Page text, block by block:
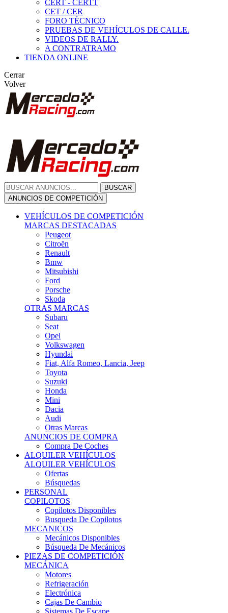
CERT - CERTT
CET / CER
FORO TÉCNICO
PRUEBAS DE VEHÍCULOS DE CALLE.
VIDEOS DE RALLY.
A CONTRATRAMO
TIENDA ONLINE
Cerrar
Volver
BUSCAR
ANUNCIOS DE COMPETICIÓN
VEHÍCULOS DE COMPETICIÓN
MARCAS DESTACADAS
Peugeot
Citroën
Renault
Bmw
Mitsubishi
Ford
Porsche
Skoda
OTRAS MARCAS
Subaru
Seat
Opel
Volkswagen
Hyundai
Fiat, Alfa Romeo, Lancia, Jeep
Toyota
Suzuki
Honda
Mini
Dacia
Audi
Otras Marcas
ANUNCIOS DE COMPRA
Compra De Coches
ALQUILER VEHÍCULOS
ALQUILER VEHÍCULOS
Ofertas
Búsquedas
PERSONAL
COPILOTOS
Copilotos Disponibles
Busqueda De Copilotos
MECANICOS
Mecánicos Disponibles
Búsqueda De Mecánicos
PIEZAS DE COMPETICIÓN
MECÁNICA
Motores
Refrigeración
Electrónica
Cajas De Cambio
Sistemas De Escape
Carrocería